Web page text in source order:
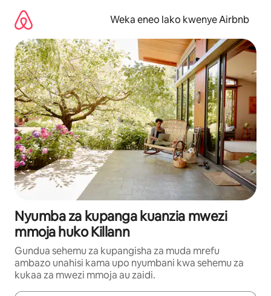
kwenda
kwenye
maudhui
Weka eneo lako kwenye Airbnb
Nyumba za kupanga kuanzia mwezi
mmoja huko Killann
Gundua sehemu za kupangisha za muda mrefu
ambazo unahisi kama upo nyumbani kwa sehemu za
kukaa za mwezi mmoja au zaidi.